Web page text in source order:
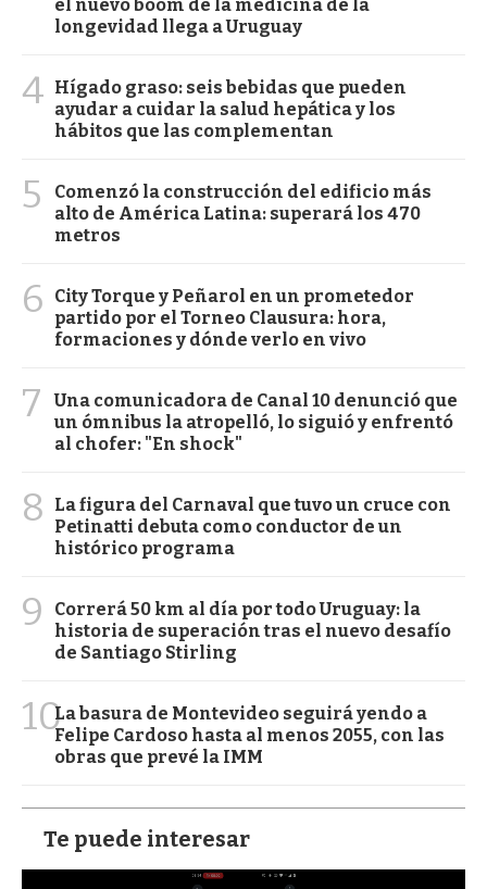
el nuevo boom de la medicina de la
longevidad llega a Uruguay
4 Hígado graso: seis bebidas que pueden
ayudar a cuidar la salud hepática y los
hábitos que las complementan
5
Comenzó la construcción del edificio más
alto de América Latina: superará los 470
metros
6
City Torque y Peñarol en un prometedor
partido por el Torneo Clausura: hora,
formaciones y dónde verlo en vivo
7
Una comunicadora de Canal 10 denunció que
un ómnibus la atropelló, lo siguió y enfrentó
al chofer: "En shock"
8
La figura del Carnaval que tuvo un cruce con
Petinatti debuta como conductor de un
histórico programa
9
Correrá 50 km al día por todo Uruguay: la
historia de superación tras el nuevo desafío
de Santiago Stirling
10La basura de Montevideo seguirá yendo a
Felipe Cardoso hasta al menos 2055, con las
obras que prevé la IMM
Te puede interesar